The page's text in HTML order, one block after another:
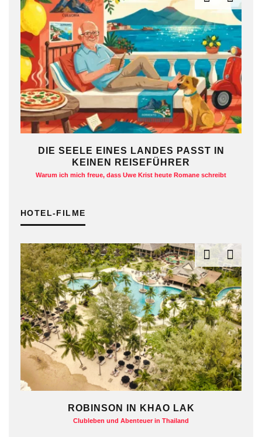
DIE SEELE EINES LANDES PASST IN
KEINEN REISEFÜHRER
Warum ich mich freue, dass Uwe Krist heute Romane schreibt
HOTEL-FILME
ROBINSON IN KHAO LAK
Clubleben und Abenteuer in Thailand